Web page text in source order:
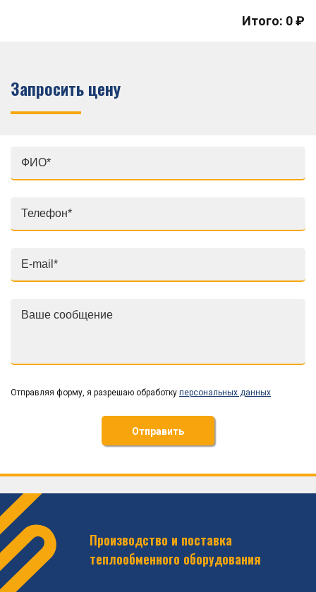
Итого: 0 ₽
Запросить цену
Отправляя форму, я разрешаю обработку персональных данных
Отправить
Производство и поставка
теплообменного оборудования